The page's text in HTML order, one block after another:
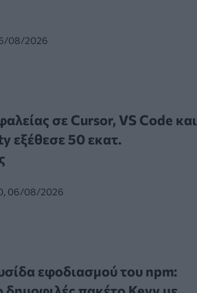
08/2026
σε Cursor, VS Code και
εξέθεσε 50 εκατ.
06/08/2026
εφοδιασμού του npm: